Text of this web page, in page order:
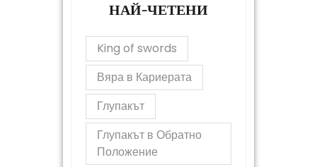
НАЙ-ЧЕТЕНИ
King of swords
Вяра в Кариерата
Глупакът
Глупакът в Обратно
Положение